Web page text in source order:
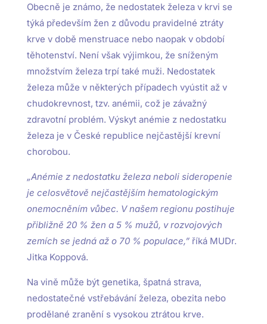
Obecně je známo, že nedostatek železa v krvi se
týká především žen z důvodu pravidelné ztráty
krve v době menstruace nebo naopak v období
těhotenství. Není však výjimkou, že sníženým
množstvím železa trpí také muži. Nedostatek
železa může v některých případech vyústit až v
chudokrevnost, tzv. anémii, což je závažný
zdravotní problém. Výskyt anémie z nedostatku
železa je v České republice nejčastější krevní
chorobou.
„Anémie z nedostatku železa neboli sideropenie
je celosvětově nejčastějším hematologickým
onemocněním vůbec. V našem regionu postihuje
přibližně 20 % žen a 5 % mužů, v rozvojových
zemích se jedná až o 70 % populace,” říká MUDr.
Jitka Koppová.
Na vině může být genetika, špatná strava,
nedostatečné vstřebávání železa, obezita nebo
prodělané zranění s vysokou ztrátou krve.